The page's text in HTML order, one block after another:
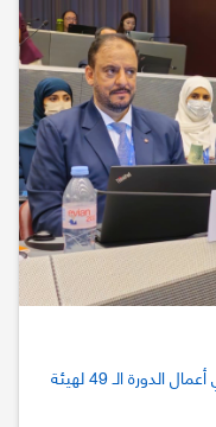
هيئة التقييس الخليجية تختتم مشاركتها في أعمال الدورة الـ 49 لهيئة